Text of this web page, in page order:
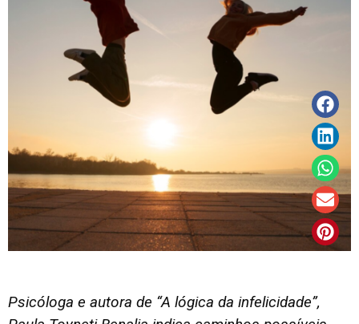
Psicóloga e autora de “A lógica da infelicidade”,